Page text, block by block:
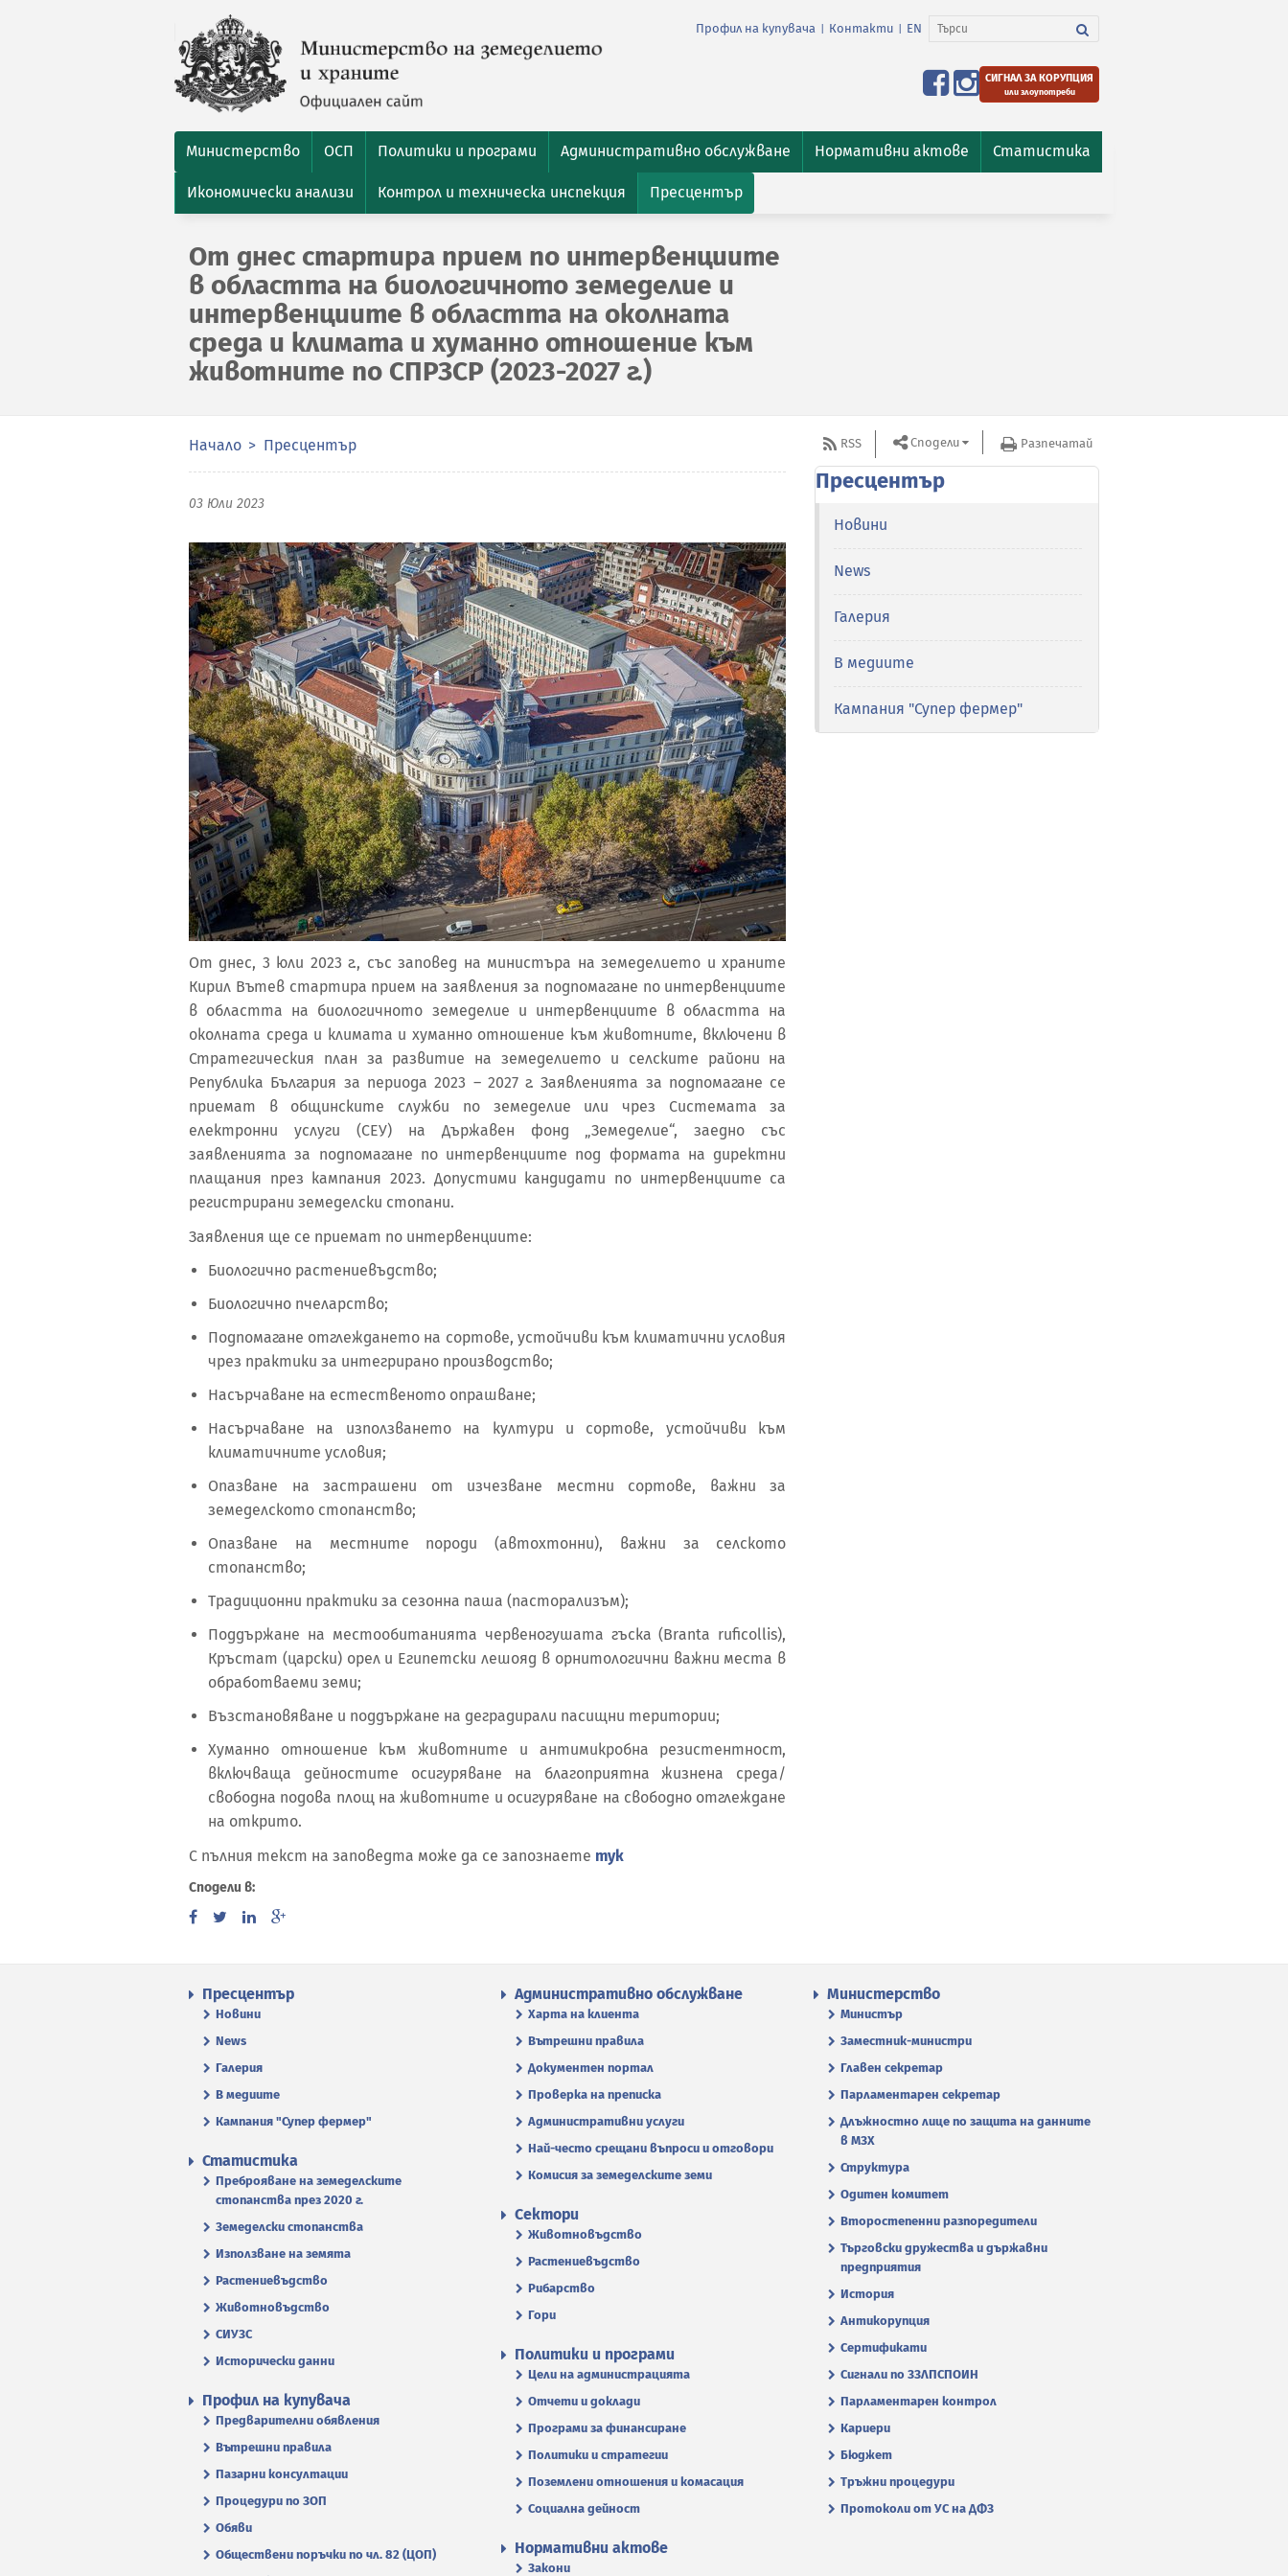
Профил на купувача Контакти EN
СИГНАЛ ЗА КОРУПЦИЯ
или злоупотреби
Министерство ОСП Политики и програми Административно обслужване Нормативни актове Статистика
Икономически анализи Контрол и техническа инспекция Пресцентър
От днес стартира прием по интервенциите
в областта на биологичното земеделие и
интервенциите в областта на околната
среда и климата и хуманно отношение към
животните по СПРЗСР (2023-2027 г.)
Начало Пресцентър
03 Юли 2023
От днес, 3 юли 2023 г., със заповед на министъра на земеделието и храните
Кирил Вътев стартира прием на заявления за подпомагане по интервенциите
в областта на биологичното земеделие и интервенциите в областта на
околната среда и климата и хуманно отношение към животните, включени в
Стратегическия план за развитие на земеделието и селските райони на
Република България за периода 2023 – 2027 г. Заявленията за подпомагане се
приемат в общинските служби по земеделие или чрез Системата за
електронни услуги (СЕУ) на Държавен фонд „Земеделие“, заедно със
заявленията за подпомагане по интервенциите под формата на директни
плащания през кампания 2023. Допустими кандидати по интервенциите са
регистрирани земеделски стопани.
Заявления ще се приемат по интервенциите:
Биологично растениевъдство;
Биологично пчеларство;
Подпомагане отглеждането на сортове, устойчиви към климатични условия
чрез практики за интегрирано производство;
Насърчаване на естественото опрашване;
Насърчаване на използването на култури и сортове, устойчиви към
климатичните условия;
Опазване на застрашени от изчезване местни сортове, важни за
земеделското стопанство;
Опазване на местните породи (автохтонни), важни за селското
стопанство;
Традиционни практики за сезонна паша (пасторализъм);
Поддържане на местообитанията червеногушата гъска (Branta ruficollis),
Кръстат (царски) орел и Египетски лешояд в орнитологични важни места в
обработваеми земи;
Възстановяване и поддържане на деградирали пасищни територии;
Хуманно отношение към животните и антимикробна резистентност,
включваща дейностите осигуряване на благоприятна жизнена среда/
свободна подова площ на животните и осигуряване на свободно отглеждане
на открито.
С пълния текст на заповедта може да се запознаете тук
Сподели в:
RSS Сподели Разпечатай
Пресцентър
Новини
News
Галерия
В медиите
Кампания "Супер фермер"
Пресцентър
Новини
News
Галерия
В медиите
Кампания "Супер фермер"
Административно обслужване
Харта на клиента
Вътрешни правила
Документен портал
Проверка на преписка
Административни услуги
Най-често срещани въпроси и отговори
Комисия за земеделските земи
Министерство
Министър
Заместник-министри
Главен секретар
Парламентарен секретар
Длъжностно лице по защита на данните
в МЗХ
Структура
Одитен комитет
Второстепенни разпоредители
Търговски дружества и държавни
предприятия
История
Антикорупция
Сертификати
Сигнали по ЗЗЛПСПОИН
Парламентарен контрол
Кариери
Бюджет
Тръжни процедури
Протоколи от УС на ДФЗ
Статистика
Преброяване на земеделските
стопанства през 2020 г.
Земеделски стопанства
Използване на земята
Растениевъдство
Животновъдство
СИУЗС
Исторически данни
Сектори
Животновъдство
Растениевъдство
Рибарство
Гори
Политики и програми
Цели на администрацията
Отчети и доклади
Програми за финансиране
Политики и стратегии
Поземлени отношения и комасация
Социална дейност
Профил на купувача
Предварителни обявления
Вътрешни правила
Пазарни консултации
Процедури по ЗОП
Обяви
Обществени поръчки по чл. 82 (ЦОП)
Нормативни актове
Закони